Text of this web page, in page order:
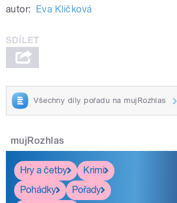
autor: Eva Kličková
Všechny díly pořadu na mujRozhlas
mujRozhlas
Hry a četby
Krimi
Pohádky
Pořady